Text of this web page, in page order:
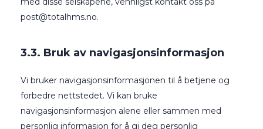
post@totalhms.no.
3.3. Bruk av navigasjonsinformasjon
Vi bruker navigasjonsinformasjonen til å betjene og
forbedre nettstedet. Vi kan bruke
navigasjonsinformasjon alene eller sammen med
personlig informasjon for å gi deg personlig